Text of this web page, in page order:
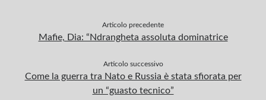
Articolo precedente
Mafie, Dia: “Ndrangheta assoluta dominatrice
Articolo successivo
Come la guerra tra Nato e Russia è stata sfiorata per
un “guasto tecnico”